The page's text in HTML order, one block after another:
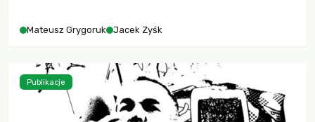
Mateusz Grygoruk Jacek Zyśk
Publikacje